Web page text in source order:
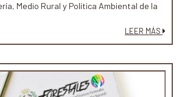
Medio Rural y Política Ambiental de la
entre ambas instituciones en
para el medio rural y el sector forestal.
LEER MÁS